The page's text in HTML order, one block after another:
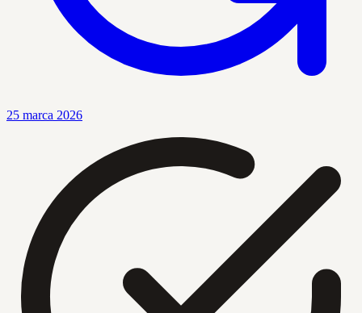
25 marca 2026